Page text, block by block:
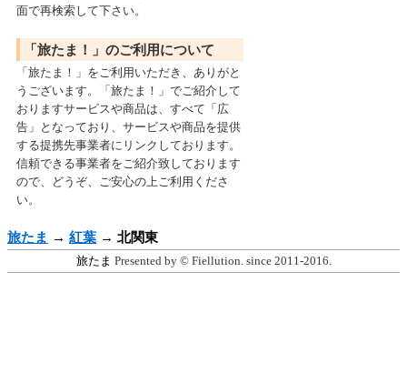
面で再検索して下さい。
「旅たま！」のご利用について
「旅たま！」をご利用いただき、ありがと
うございます。「旅たま！」でご紹介して
おりますサービスや商品は、すべて「広
告」となっており、サービスや商品を提供
する提携先事業者にリンクしております。
信頼できる事業者をご紹介致しております
ので、どうぞ、ご安心の上ご利用くださ
い。
旅たま → 紅葉 → 北関東
旅たま Presented by © Fiellution. since 2011-2016.